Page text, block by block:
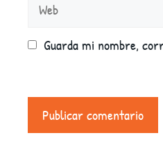
Guarda mi nombre,